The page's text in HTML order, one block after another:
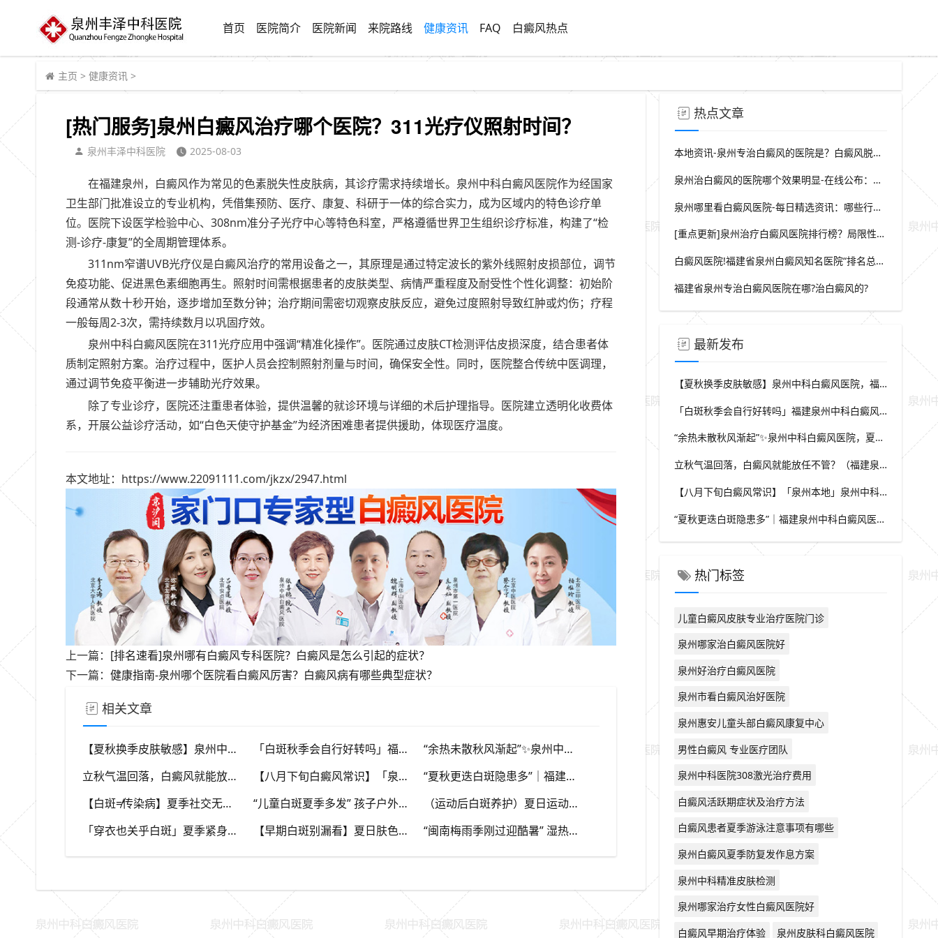
首页 医院简介 医院新闻 来院路线 健康资讯 FAQ 白癜风热点
主页 > 健康资讯 >
[热门服务]泉州白癜风治疗哪个医院？311光疗仪照射时间？
泉州丰泽中科医院 2025-08-03
在福建泉州，白癜风作为常见的色素脱失性皮肤病，其诊疗需求持续增长。泉州中科白癜风医院作为经国家
卫生部门批准设立的专业机构，凭借集预防、医疗、康复、科研于一体的综合实力，成为区域内的特色诊疗单
位。医院下设医学检验中心、308nm准分子光疗中心等特色科室，严格遵循世界卫生组织诊疗标准，构建了“检
测-诊疗-康复”的全周期管理体系。
311nm窄谱UVB光疗仪是白癜风治疗的常用设备之一，其原理是通过特定波长的紫外线照射皮损部位，调节
免疫功能、促进黑色素细胞再生。照射时间需根据患者的皮肤类型、病情严重程度及耐受性个性化调整：初始阶
段通常从数十秒开始，逐步增加至数分钟；治疗期间需密切观察皮肤反应，避免过度照射导致红肿或灼伤；疗程
一般每周2-3次，需持续数月以巩固疗效。
泉州中科白癜风医院在311光疗应用中强调“精准化操作”。医院通过皮肤CT检测评估皮损深度，结合患者体
质制定照射方案。治疗过程中，医护人员会控制照射剂量与时间，确保安全性。同时，医院整合传统中医调理，
通过调节免疫平衡进一步辅助光疗效果。
除了专业诊疗，医院还注重患者体验，提供温馨的就诊环境与详细的术后护理指导。医院建立透明化收费体
系，开展公益诊疗活动，如“白色天使守护基金”为经济困难患者提供援助，体现医疗温度。
本文地址：https://www.22091111.com/jkzx/2947.html
上一篇： [排名速看]泉州哪有白癜风专科医院？白癜风是怎么引起的症状？
下一篇： 健康指南-泉州哪个医院看白癜风厉害？白癜风病有哪些典型症状？
相关文章
【夏秋换季皮肤敏感】泉州中科白癜风医院，福建本地白斑朋友，做好日常护理很关键 「白斑秋季会自行好转吗」福建泉州中科白癜风医院，提醒广大患者切勿抱有侥幸心理
“余热未散秋风渐起”✨泉州中科白癜风医院，夏秋交替，白癜风患者饮食要多留心
立秋气温回落，白癜风就能放任不管？（福建泉州中科白癜风医院）这些误区要避开
【八月下旬白癜风常识】「泉州本地」泉州中科白癜风医院，换季调适，守护皮肤健康状态
“夏秋更迭白斑隐患多”｜福建泉州中科白癜风医院，白斑出现变化，切莫盲目自行处理
【白斑≠传染病】夏季社交无需刻意回避，消除对白斑的误解，泉州中科白癜风医院科普白癜风基础常识
“儿童白斑夏季多发” 孩子户外玩耍暴晒多，家长多留意皮肤变化，泉州中科白癜风医院浅谈孩童白斑相关护理
（运动后白斑养护）夏日运动出汗量大，白癜风人群运动需兼顾防晒与干爽，泉州中科白癜风医院分享运动注意点
「穿衣也关乎白斑」夏季紧身化纤衣物摩擦皮肤，容易触发同形反应，泉州中科白癜风医院推荐白斑人群穿搭选择
【早期白斑别漏看】夏日肤色加深，浅色小白斑容易被忽略，泉州中科白癜风医院提示发现异常白斑尽早筛查 “闽南梅雨季刚过迎酷暑” 湿热交替，白斑容易出现波动，泉州中科白癜风医院讲解潮湿环境下白斑护理重点
热点文章
本地资讯-泉州专治白癜风的医院是？白癜风脱屑是什么症状？
泉州治白癜风的医院哪个效果明显-在线公布：生活中哪些因素会诱发出白癜风
泉州哪里看白癜风医院-每日精选资讯：哪些行为会导致白癜风白斑在长
[重点更新]泉州治疗白癜风医院排行榜？局限性白癜风早期症状？
白癜风医院!福建省泉州白癜风知名医院“排名总榜公开”福建省泉州治白癜风那家医院较好“强势推荐”?
福建省泉州专治白癜风医院在哪?治白癜风的?
最新发布
【夏秋换季皮肤敏感】泉州中科白癜风医院，福建本地白斑朋友，做好日常护理很关键
「白斑秋季会自行好转吗」福建泉州中科白癜风医院，提醒广大患者切勿抱有侥幸心理
“余热未散秋风渐起”✨泉州中科白癜风医院，夏秋交替，白癜风患者饮食要多留心
立秋气温回落，白癜风就能放任不管？（福建泉州中科白癜风医院）这些误区要避开
【八月下旬白癜风常识】「泉州本地」泉州中科白癜风医院，换季调适，守护皮肤健康状态
“夏秋更迭白斑隐患多”｜福建泉州中科白癜风医院，白斑出现变化，切莫盲目自行处理
热门标签
儿童白癜风皮肤专业治疗医院门诊
泉州哪家治白癜风医院好
泉州好治疗白癜风医院
泉州市看白癜风治好医院
泉州惠安儿童头部白癜风康复中心
男性白癜风 专业医疗团队
泉州中科医院308激光治疗费用
白癜风活跃期症状及治疗方法
白癜风患者夏季游泳注意事项有哪些
泉州白癜风夏季防复发作息方案
泉州中科精准皮肤检测
泉州哪家治疗女性白癜风医院好
白癜风早期治疗体验
泉州皮肤科白癜风医院